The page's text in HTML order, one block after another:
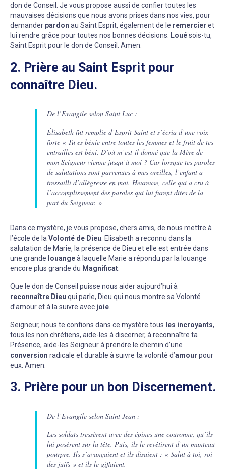
don de Conseil. Je vous propose aussi de confier toutes les
mauvaises décisions que nous avons prises dans nos vies, pour
demander pardon au Saint Esprit, également de le remercier et
lui rendre grâce pour toutes nos bonnes décisions. Louésois-tu,
Saint Esprit pour le don de Conseil. Amen.
2. Prière au Saint Esprit pour
connaître Dieu.
De l’Evangile selon Saint Luc :
Élisabeth fut remplie d’Esprit Saint et s’écria d’une voix
forte « Tu es bénie entre toutes les femmes et le fruit de tes
entrailles est béni. D’où m’est-il donné que la Mère de
mon Seigneur vienne jusqu’à moi ? Car lorsque tes paroles
de salutations sont parvenues à mes oreilles, l’enfant a
tressailli d’allégresse en moi. Heureuse, celle qui a cru à
l’accomplissement des paroles qui lui furent dites de la
part du Seigneur. »
Dans ce mystère, je vous propose, chers amis, de nous mettre à
l’école de laVolonté de Dieu. Elisabeth a reconnu dans la
salutation de Marie, la présence de Dieu et elle est entrée dans
une grande louangeà laquelle Marie a répondu par la louange
encore plus grande du Magnificat.
Que le don de Conseil puisse nous aider aujourd’hui à
reconnaître Dieu qui parle, Dieu qui nous montre sa Volonté
d’amour et à la suivre avec joie.
Seigneur, nous te confions dans ce mystère tous les incroyants,
tous les non chrétiens, aide-les à discerner, à reconnaître ta
Présence, aide-les Seigneur à prendre le chemin d’une
conversion radicale et durable à suivre ta volonté d’amour pour
eux. Amen.
3. Prière pour un bon Discernement.
De l’Evangile selon Saint Jean :
Les soldats tressèrent avec des épines une couronne, qu’ils
lui posèrent sur la tête. Puis, ils le revêtirent d’un manteau
pourpre. Ils s’avançaient et ils disaient : « Salut à toi, roi
des juifs » et ils le giflaient.